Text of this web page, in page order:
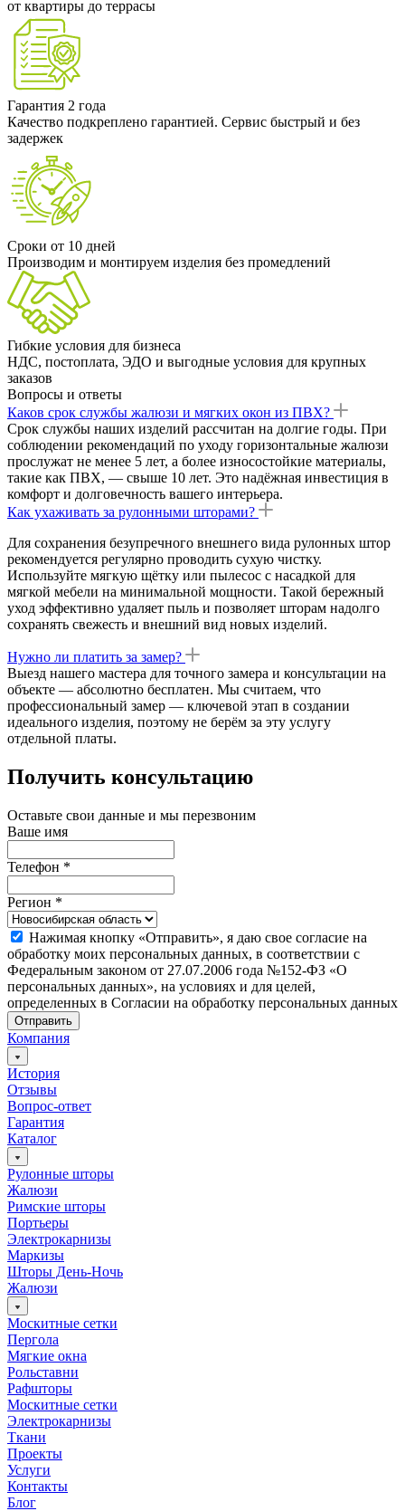
от квартиры до террасы
Гарантия 2 года
Качество подкреплено гарантией. Сервис быстрый и без
задержек
Сроки от 10 дней
Производим и монтируем изделия без промедлений
Гибкие условия для бизнеса
НДС, постоплата, ЭДО и выгодные условия для крупных
заказов
Вопросы и ответы
Каков срок службы жалюзи и мягких окон из ПВХ?
Срок службы наших изделий рассчитан на долгие годы. При
соблюдении рекомендаций по уходу горизонтальные жалюзи
прослужат не менее 5 лет, а более износостойкие материалы,
такие как ПВХ, — свыше 10 лет. Это надёжная инвестиция в
комфорт и долговечность вашего интерьера.
Как ухаживать за рулонными шторами?
Для сохранения безупречного внешнего вида рулонных штор
рекомендуется регулярно проводить сухую чистку.
Используйте мягкую щётку или пылесос с насадкой для
мягкой мебели на минимальной мощности. Такой бережный
уход эффективно удаляет пыль и позволяет шторам надолго
сохранять свежесть и внешний вид новых изделий.
Нужно ли платить за замер?
Выезд нашего мастера для точного замера и консультации на
объекте — абсолютно бесплатен. Мы считаем, что
профессиональный замер — ключевой этап в создании
идеального изделия, поэтому не берём за эту услугу
отдельной платы.
Получить консультацию
Оставьте свои данные и мы перезвоним
Ваше имя
Телефон *
Регион *
Нажимая кнопку «Отправить», я даю свое согласие на
обработку моих персональных данных, в соответствии с
Федеральным законом от 27.07.2006 года №152-ФЗ «О
персональных данных», на условиях и для целей,
определенных в Согласии на обработку персональных данных
Отправить
Компания
История
Отзывы
Вопрос-ответ
Гарантия
Каталог
Рулонные шторы
Жалюзи
Римские шторы
Портьеры
Электрокарнизы
Маркизы
Шторы День-Ночь
Жалюзи
Москитные сетки
Пергола
Мягкие окна
Рольставни
Рафшторы
Москитные сетки
Электрокарнизы
Ткани
Проекты
Услуги
Контакты
Блог